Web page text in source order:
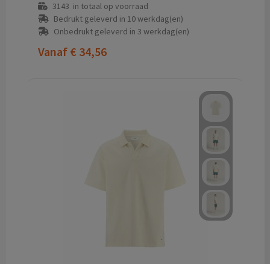
3143 in totaal op voorraad
Bedrukt geleverd in 10 werkdag(en)
Onbedrukt geleverd in 3 werkdag(en)
Vanaf € 34,56